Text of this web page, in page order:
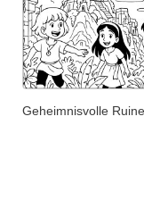
Geheimnisvolle